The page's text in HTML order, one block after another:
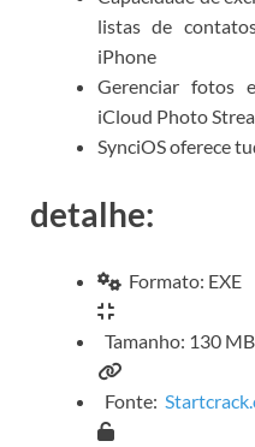
listas de
iPhone
Gerenciar fotos
iCloud Photo
SynciOS oferece
detalhe:
Formato: EXE
Tamanho: 130 MB
Fonte: